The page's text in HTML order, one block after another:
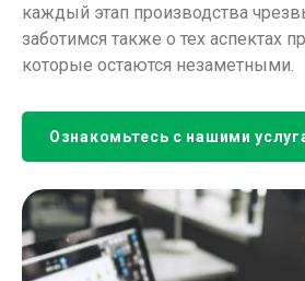
каждый этап производства
заботимся также о тех аспектах
которые остаются незаметными.
Ознакомьтесь с нашими